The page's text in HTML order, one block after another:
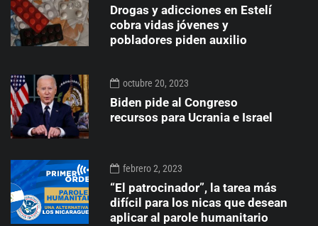
Drogas y adicciones en Estelí
cobra vidas jóvenes y
pobladores piden auxilio
octubre 20, 2023
Biden pide al Congreso
recursos para Ucrania e Israel
febrero 2, 2023
“El patrocinador”, la tarea más
difícil para los nicas que desean
aplicar al parole humanitario